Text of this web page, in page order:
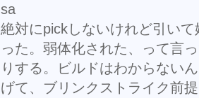
sa
絶対にpickしないけれど引い
った。弱体化された、って言
りする。ビルドはわからない
げて、ブリンクストライク前